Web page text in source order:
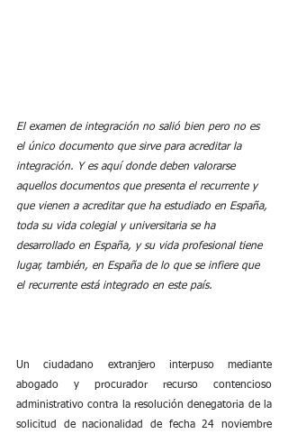
El examen de integración no salió bien pero no es
el único documento que sirve para acreditar la
integración. Y es aquí donde deben valorarse
aquellos documentos que presenta el recurrente y
que vienen a acreditar que ha estudiado en España,
toda su vida colegial y universitaria se ha
desarrollado en España, y su vida profesional tiene
lugar, también, en España de lo que se infiere que
el recurrente está integrado en este país.
Un ciudadano extranjero interpuso mediante
abogado y procurador recurso contencioso
administrativo contra la resolución denegatoria de la
solicitud de nacionalidad de fecha 24 noviembre